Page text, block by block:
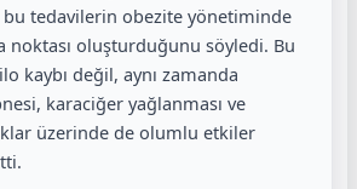
tedavilerin obezite yönetiminde
noktası oluşturduğunu söyledi. Bu
kaybı değil, aynı zamanda
karaciğer yağlanması ve
üzerinde de olumlu etkiler